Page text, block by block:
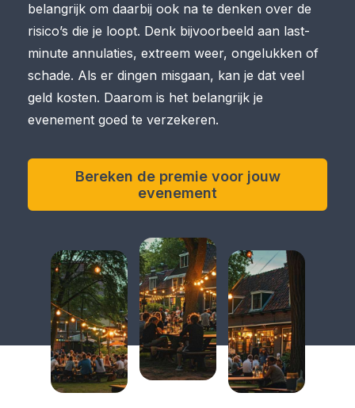
belangrijk om daarbij ook na te denken over de
risico’s die je loopt. Denk bijvoorbeeld aan last-
minute annulaties, extreem weer, ongelukken of
schade. Als er dingen misgaan, kan je dat veel
geld kosten. Daarom is het belangrijk je
evenement goed te verzekeren.
Bereken de premie voor jouw
evenement